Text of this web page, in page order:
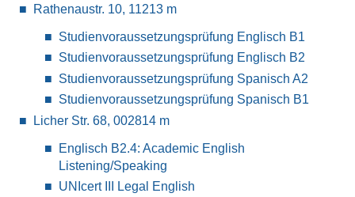
Rathenaustr. 10, 11213 m
Studienvoraussetzungsprüfung Englisch B1
Studienvoraussetzungsprüfung Englisch B2
Studienvoraussetzungsprüfung Spanisch A2
Studienvoraussetzungsprüfung Spanisch B1
Licher Str. 68, 002814 m
Englisch B2.4: Academic English
Listening/Speaking
UNIcert III Legal English